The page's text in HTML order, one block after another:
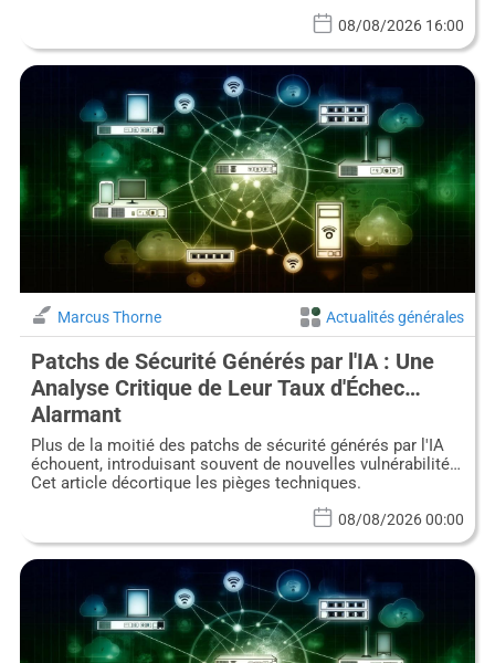
08/08/2026 16:00
Marcus Thorne Actualités générales
Patchs de Sécurité Générés par l'IA : Une
Analyse Critique de Leur Taux d'Échec
Alarmant
Plus de la moitié des patchs de sécurité générés par l'IA
échouent, introduisant souvent de nouvelles vulnérabilités.
Cet article décortique les pièges techniques.
08/08/2026 00:00